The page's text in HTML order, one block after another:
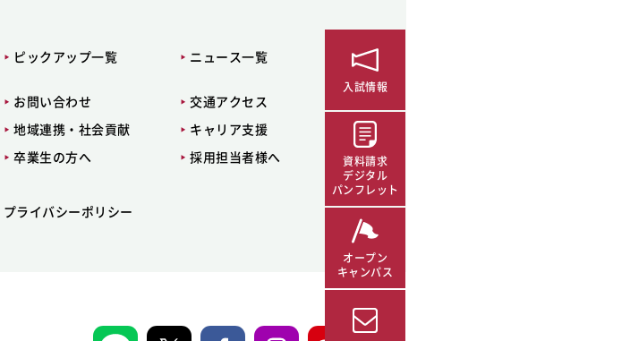
ピックアップ一覧 ニュース一覧
お問い合わせ
交通アクセス
地域連携・社会貢献
キャリア支援
卒業生の方へ 採用担当者様へ
プライバシーポリシー
入試情報
資料請求
デジタル
パンフレット
オープン
キャンパス